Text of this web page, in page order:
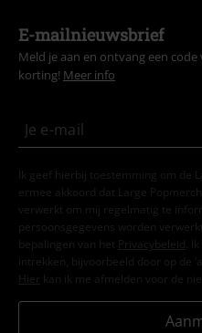
E-mailnieuwsbrief
Meld je aan en ontvang een code
korting! Meer info
Ik geef hierbij toestemming om de
ermee akkoord dat Large
verwerkt om mij regelmatig te
persoonsgegevens worden
bepalingen van het
Privacybeleid .
intrekken, bijvoorbeeld door op de
Hier kan ik me afmelden voor de